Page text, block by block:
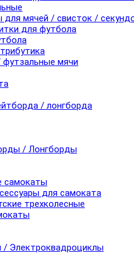
для мячей / свисток /
для футбола
мячи
/ лонгборда
/ Лонгборды
самокаты
для самоката
трехколесные
/ Электроквадроциклы